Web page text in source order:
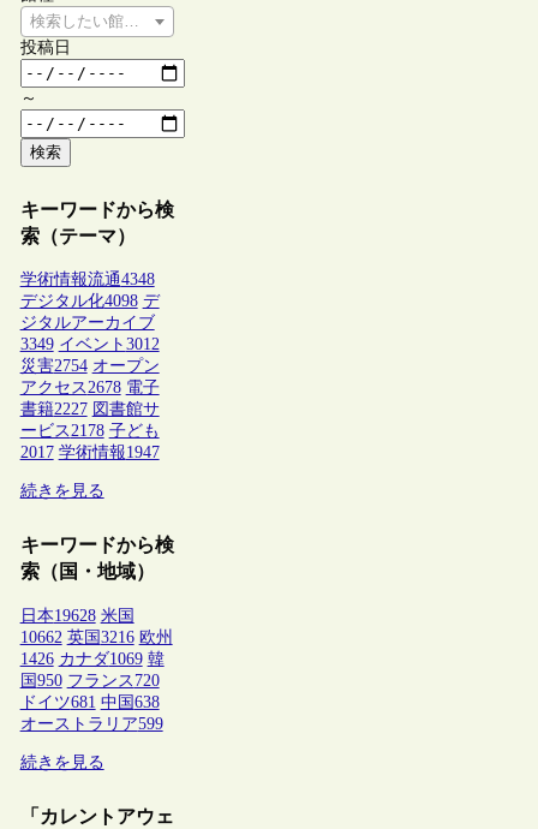
検索したい館種を選択してください
投稿日
～
検索
キーワードから検
索（テーマ）
学術情報流通4348
デジタル化4098 デ
ジタルアーカイブ
3349 イベント 3012
災害2754 オープン
アクセス2678 電子
書籍2227 図書館サ
ービス2178 子ども
2017 学術情報1947
続きを見る
キーワードから検
索（国・地域）
日本19628 米国
10662 英国 3216 欧州
1426 カナダ1069 韓
国 950 フランス 720
ドイツ681 中国 638
オーストラリア599
続きを見る
「カレントアウェ